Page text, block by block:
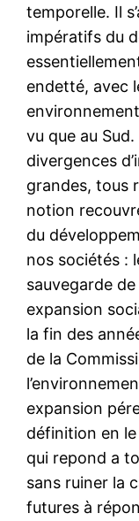
temporelle. Il
impératifs du
endetté, avec
vu que au
divergences
grandes, tous
notion
du
nos sociétés :
sauvegarde
expansion
la fin des
de la
expansion
définition en
qui repond a
sans ruiner la
futures à